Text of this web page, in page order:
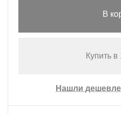
В
Купить в
Нашли